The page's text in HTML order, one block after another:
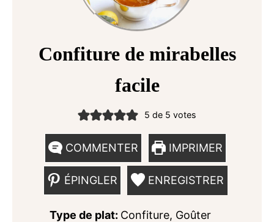
Confiture de mirabelles
facile
5 de 5 votes
COMMENTER IMPRIMER
ÉPINGLER ENREGISTRER
Type de plat: Confiture, Goûter